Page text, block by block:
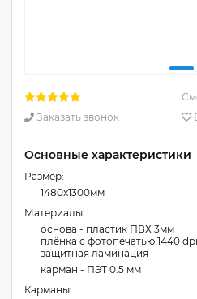
Заказать звонок
Основные характеристики
Размер:
1480x1300мм
Материалы:
основа - пластик ПВХ 3мм
плёнка с фотопечатью 1440 dpi
защитная ламинация
карман - ПЭТ 0.5 мм
Карманы: